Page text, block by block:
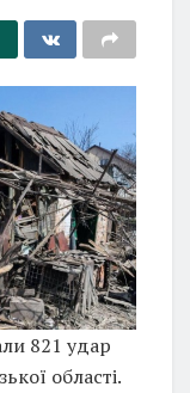
821 удар
області.